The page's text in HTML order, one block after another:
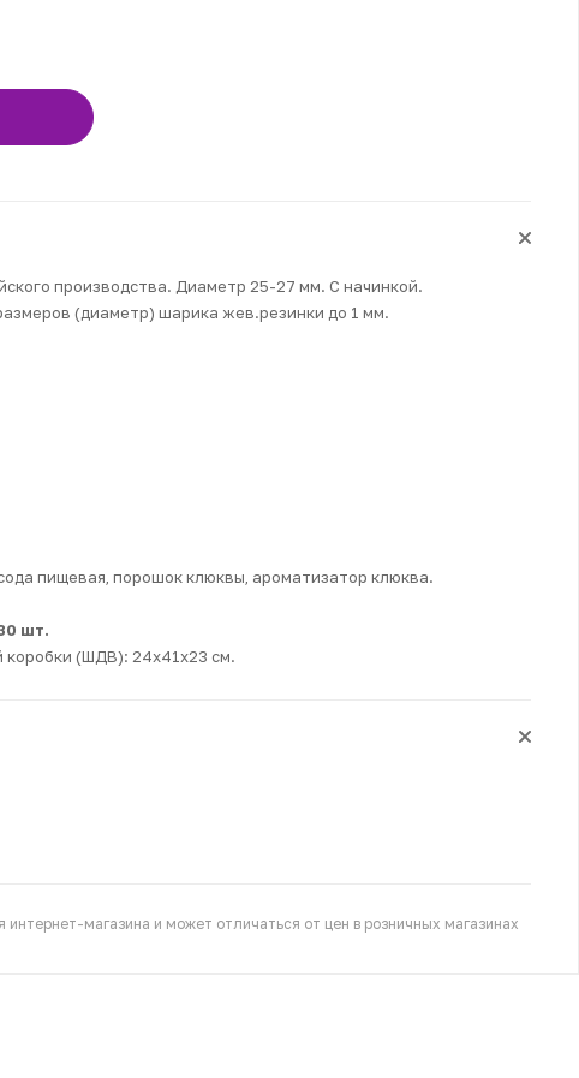
производства. Диаметр 25-27 мм. С начинкой.
(диаметр) шарика жев.резинки до 1 мм.
пищевая, порошок клюквы, ароматизатор клюква.
шт.
коробки (ШДВ): 24х41х23 см.
интернет-магазина и может отличаться от цен в розничных магазинах